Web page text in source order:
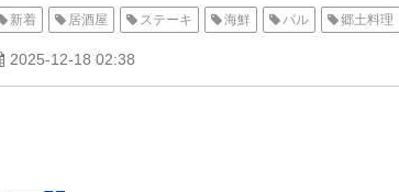
新着 居酒屋 ステーキ 海鮮 バル 郷土料理
2025-12-18 02:38